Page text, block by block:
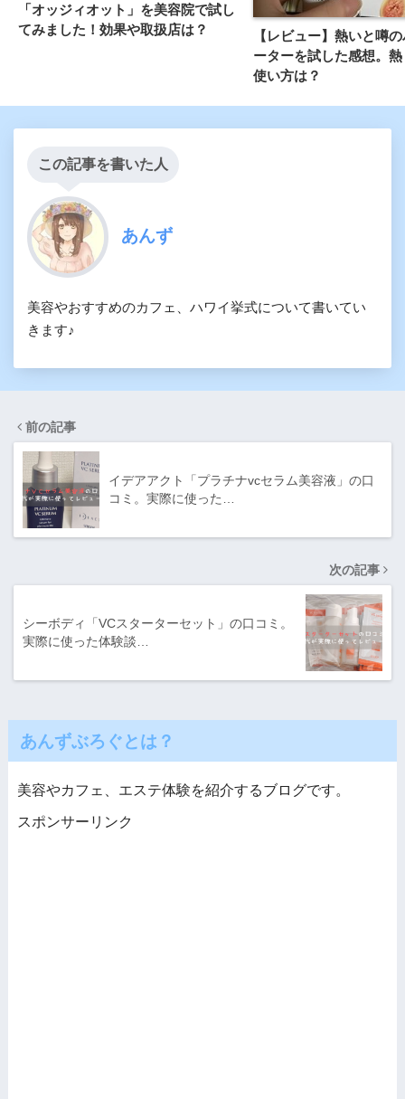
「オッジィオット」を美容院で試し
てみました！効果や取扱店は？
【レビュー】熱いと噂
ーターを試した感想。
使い方は？
この記事を書いた人
あんず
美容やおすすめのカフェ、ハワイ挙式について書いてい
きます♪
前の記事
イデアアクト「プラチナvcセラム美容液」の口
コミ。実際に使った…
次の記事
シーボディ「VCスターターセット」の口コミ。
実際に使った体験談…
あんずぶろぐとは？
美容やカフェ、エステ体験を紹介するブログです。
スポンサーリンク